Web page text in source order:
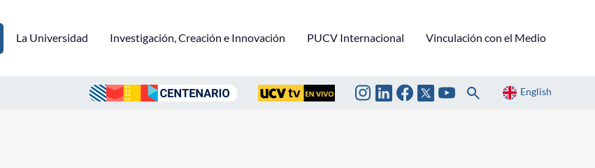
La Universidad Investigación, Creación e Innovación PUCV Internacional Vinculación con el Medio
English